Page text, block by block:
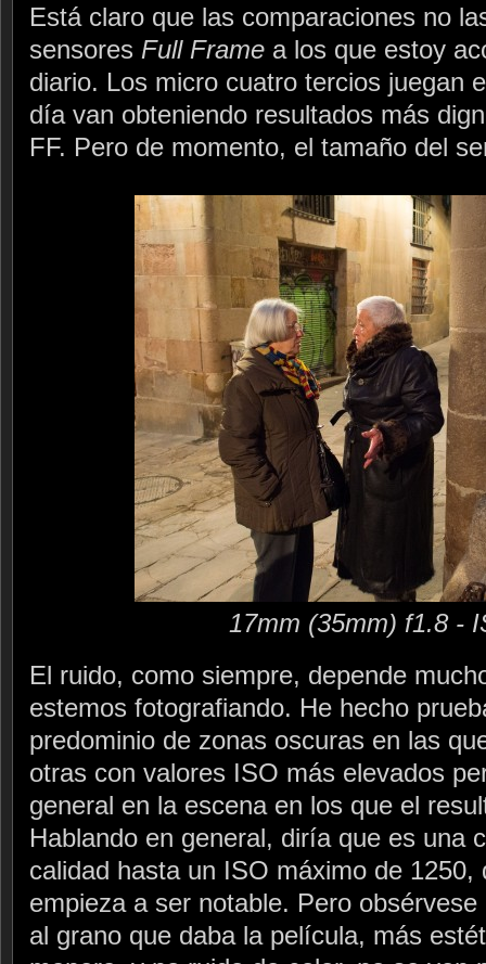
Está claro que las comparaciones no
sensores Full Frame a los que estoy
diario. Los micro cuatro tercios juegan
día van obteniendo resultados más
FF. Pero de momento, el tamaño del
17mm (35mm) f1.8 -
El ruido, como siempre, depende
estemos fotografiando. He hecho
predominio de zonas oscuras en las
otras con valores ISO más elevados
general en la escena en los que el
Hablando en general, diría que es una
calidad hasta un ISO máximo de 1250,
empieza a ser notable. Pero
al grano que daba la película, más